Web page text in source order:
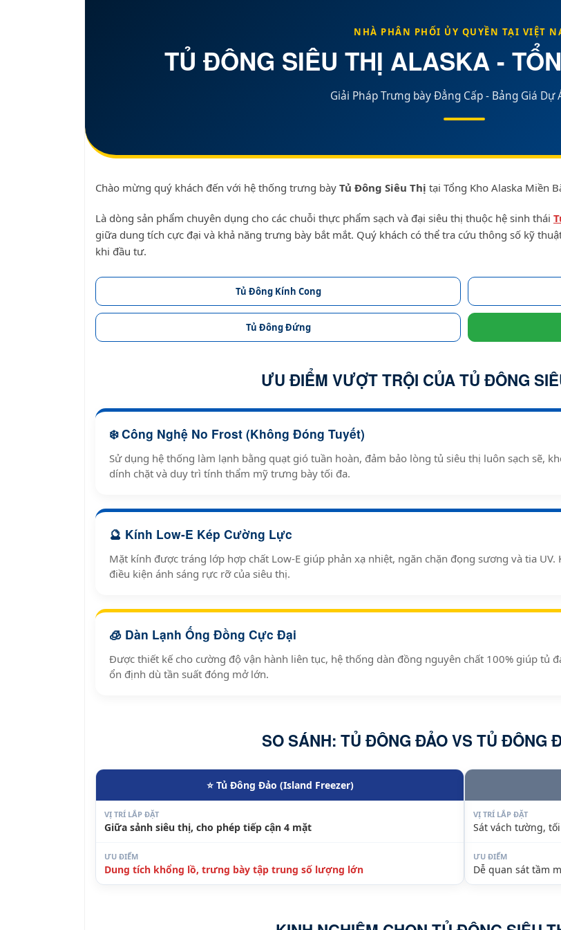
NHÀ PHÂN PHỐI ỦY QUYỀN TẠI VIỆT
TỦ ĐÔNG SIÊU THỊ ALASKA -
Giải Pháp Trưng bày Đẳng Cấp - Bảng Giá Dự
Chào mừng quý khách đến với hệ thống trưng bày Tủ Đông Siêu Thị tại Tổng Kho Alaska Miền
Là dòng sản phẩm chuyên dụng cho các chuỗi thực phẩm sạch và đại siêu thị thuộc hệ sinh thái
giữa dung tích cực đại và khả năng trưng bày bắt mắt. Quý khách có thể tra cứu thông số kỹ
khi đầu tư.
Tủ Đông Kính Cong
Tủ Đông Đứng
ƯU ĐIỂM VƯỢT TRỘI CỦA TỦ ĐÔNG
❄️ Công Nghệ No Frost (Không Đóng Tuyết)
Sử dụng hệ thống làm lạnh bằng quạt gió tuần hoàn, đảm bảo lòng tủ siêu thị luôn sạch sẽ,
dính chặt và duy trì tính thẩm mỹ trưng bày tối đa.
🔮 Kính Low-E Kép Cường Lực
Mặt kính được tráng lớp hợp chất Low-E giúp phản xạ nhiệt, ngăn chặn đọng sương và tia
điều kiện ánh sáng rực rỡ của siêu thị.
🧊 Dàn Lạnh Ống Đồng Cực Đại
Được thiết kế cho cường độ vận hành liên tục, hệ thống dàn đồng nguyên chất 100% giúp tủ
ổn định dù tần suất đóng mở lớn.
SO SÁNH: TỦ ĐÔNG ĐẢO VS TỦ ĐÔNG
⭐ Tủ Đông Đảo (Island Freezer)
VỊ TRÍ LẮP ĐẶT
Giữa sảnh siêu thị, cho phép tiếp cận 4 mặt
ƯU ĐIỂM
Dung tích khổng lồ, trưng bày tập trung số lượng lớn
VỊ TRÍ LẮP ĐẶT
Sát vách tường,
ƯU ĐIỂM
Dễ quan sát tầm